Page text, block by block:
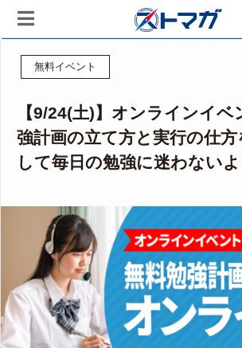
無料イベント
【9/24(土)】オンラインイベ
強計画の立て方と実行の仕
して毎日の勉強に迷わない